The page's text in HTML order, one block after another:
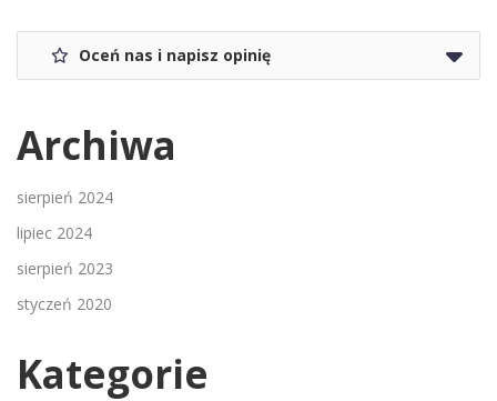
Oceń nas i napisz opinię
Archiwa
sierpień 2024
lipiec 2024
sierpień 2023
styczeń 2020
Kategorie